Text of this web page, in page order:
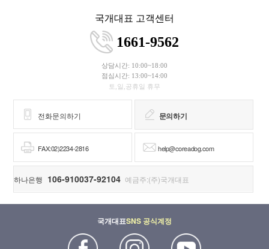
국개대표 고객센터
1661-9562
상담시간: 10:00~18:00
점심시간: 13:00~14:00
토,일,공휴일 휴무
전화문의하기 문의하기
FAX:02)2234-2816 help@coreadog.com
하나은행 106-910037-92104 예금주:(주)국개대표
국개대표SNS 공식계정